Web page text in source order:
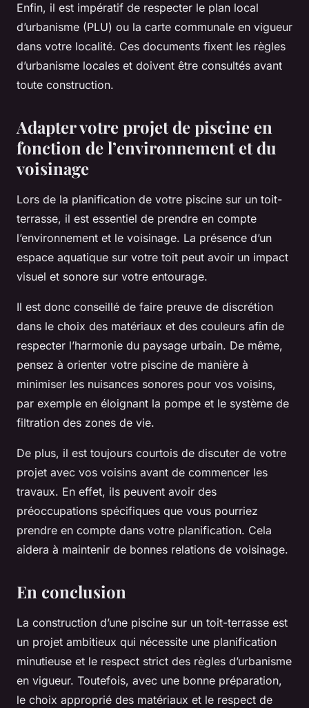
Enfin, il est impératif de respecter le plan local
d’urbanisme (PLU) ou la carte communale en vigueur
dans votre localité. Ces documents fixent les règles
d’urbanisme locales et doivent être consultés avant
toute construction.
Adapter votre projet de piscine en
fonction de l’environnement et du
voisinage
Lors de la planification de votre piscine sur un toit-
terrasse, il est essentiel de prendre en compte
l’environnement et le voisinage. La présence d’un
espace aquatique sur votre toit peut avoir un impact
visuel et sonore sur votre entourage.
Il est donc conseillé de faire preuve de discrétion
dans le choix des matériaux et des couleurs afin de
respecter l’harmonie du paysage urbain. De même,
pensez à orienter votre piscine de manière à
minimiser les nuisances sonores pour vos voisins,
par exemple en éloignant la pompe et le système de
filtration des zones de vie.
De plus, il est toujours courtois de discuter de votre
projet avec vos voisins avant de commencer les
travaux. En effet, ils peuvent avoir des
préoccupations spécifiques que vous pourriez
prendre en compte dans votre planification. Cela
aidera à maintenir de bonnes relations de voisinage.
En conclusion
La construction d’une piscine sur un toit-terrasse est
un projet ambitieux qui nécessite une planification
minutieuse et le respect strict des règles d’urbanisme
en vigueur. Toutefois, avec une bonne préparation,
le choix approprié des matériaux et le respect de